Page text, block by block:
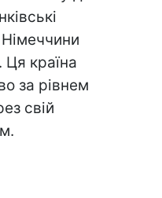
країна
за рівнем
свій